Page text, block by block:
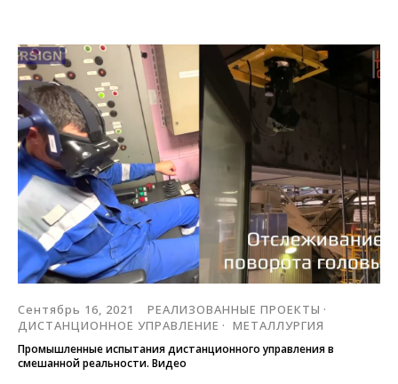
Сентябрь 16, 2021
РЕАЛИЗОВАННЫЕ ПРОЕКТЫ
ДИСТАНЦИОННОЕ УПРАВЛЕНИЕ
МЕТАЛЛУРГИЯ
Промышленные испытания дистанционного управления в
смешанной реальности. Видео